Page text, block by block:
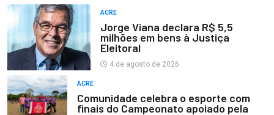
ACRE
Jorge Viana declara R$ 5,5
milhões em bens à Justiça
Eleitoral
4 de agosto de 2026
ACRE
Comunidade celebra o esporte com
finais do Campeonato apoiado pela